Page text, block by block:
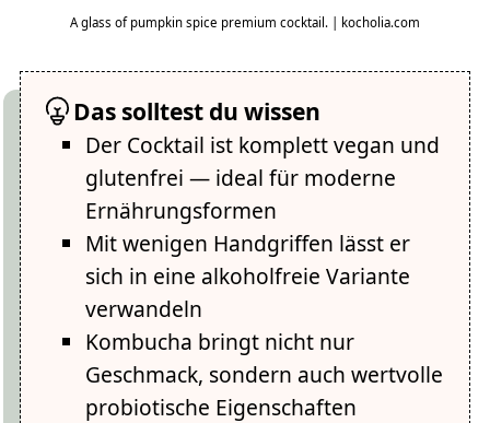
A glass of pumpkin spice premium cocktail. | kocholia.com
Das solltest du wissen
Der Cocktail ist komplett vegan und
glutenfrei — ideal für moderne
Ernährungsformen
Mit wenigen Handgriffen lässt er
sich in eine alkoholfreie Variante
verwandeln
Kombucha bringt nicht nur
Geschmack, sondern auch wertvolle
probiotische Eigenschaften